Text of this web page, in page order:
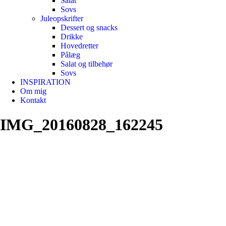
Sovs
Juleopskrifter
Dessert og snacks
Drikke
Hovedretter
Pålæg
Salat og tilbehør
Sovs
INSPIRATION
Om mig
Kontakt
IMG_20160828_162245